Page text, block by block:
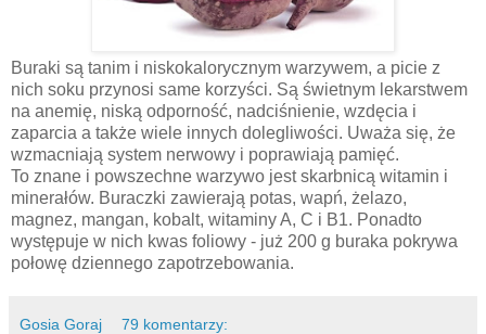
Buraki są tanim i niskokalorycznym warzywem, a picie z
nich soku przynosi same korzyści. Są świetnym lekarstwem
na anemię, niską odporność, nadciśnienie, wzdęcia i
zaparcia a także wiele innych dolegliwości. Uważa się, że
wzmacniają system nerwowy i poprawiają pamięć.
To znane i powszechne warzywo jest skarbnicą witamin i
minerałów. Buraczki zawierają potas, wapń, żelazo,
magnez, mangan, kobalt, witaminy A, C i B1. Ponadto
występuje w nich kwas foliowy - już 200 g buraka pokrywa
połowę dziennego zapotrzebowania.
Gosia Goraj 79 komentarzy: